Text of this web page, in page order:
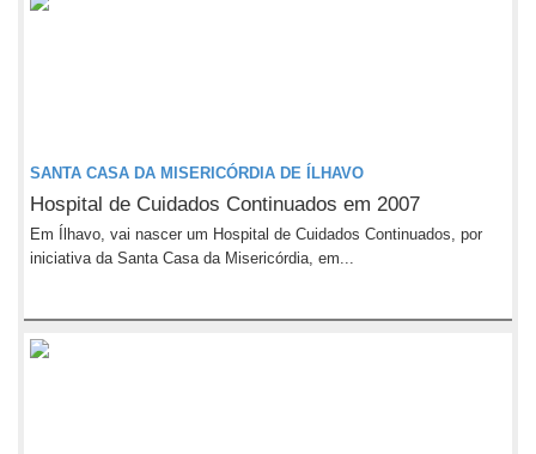
SANTA CASA DA MISERICÓRDIA DE ÍLHAVO
Hospital de Cuidados Continuados em 2007
Em Ílhavo, vai nascer um Hospital de Cuidados Continuados, por
iniciativa da Santa Casa da Misericórdia, em...